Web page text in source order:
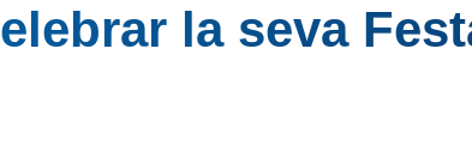
la seva